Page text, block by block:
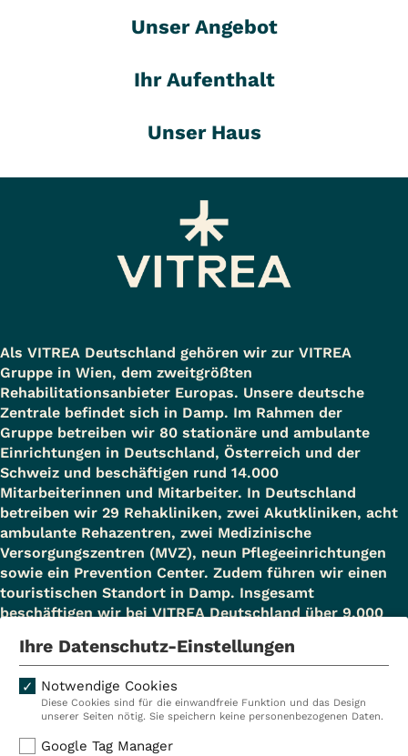
Unser Angebot
Ihr Aufenthalt
Unser Haus
Als VITREA Deutschland gehören wir zur VITREA
Gruppe in Wien, dem zweitgrößten
Rehabilitationsanbieter Europas. Unsere deutsche
Zentrale befindet sich in Damp. Im Rahmen der
Gruppe betreiben wir 80 stationäre und ambulante
Einrichtungen in Deutschland, Österreich und der
Schweiz und beschäftigen rund 14.000
Mitarbeiterinnen und Mitarbeiter. In Deutschland
betreiben wir 29 Rehakliniken, zwei Akutkliniken, acht
ambulante Rehazentren, zwei Medizinische
Versorgungszentren (MVZ), neun Pflegeeinrichtungen
sowie ein Prevention Center. Zudem führen wir einen
touristischen Standort in Damp. Insgesamt
beschäftigen wir bei VITREA Deutschland über 9.000
Kliniken
Ambulant
Reha
Ihre Datenschutz-Einstellungen
Notwendige Cookies
Diese Cookies sind für die einwandfreie Funktion und das Design
unserer Seiten nötig. Sie speichern keine personenbezogenen Daten.
Google Tag Manager